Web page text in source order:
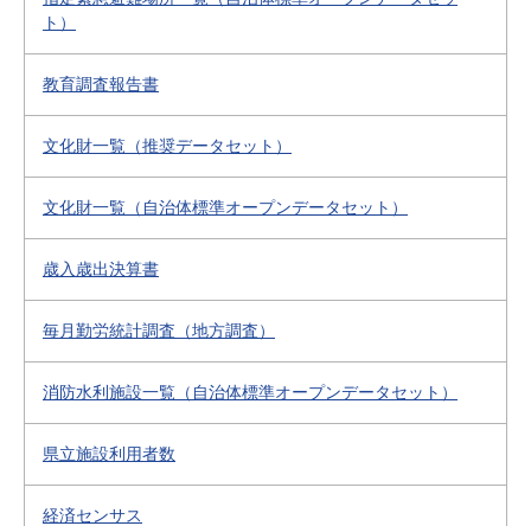
ト）
教育調査報告書
文化財一覧（推奨データセット）
文化財一覧（自治体標準オープンデータセット）
歳入歳出決算書
毎月勤労統計調査（地方調査）
消防水利施設一覧（自治体標準オープンデータセット）
県立施設利用者数
経済センサス